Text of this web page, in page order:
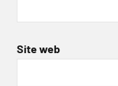
Site web